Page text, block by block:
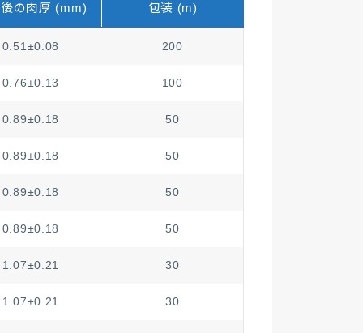
の肉厚 (mm) 包装 (m)
0.51±0.08 200
0.76±0.13 100
0.89±0.18 50
0.89±0.18 50
0.89±0.18 50
0.89±0.18 50
1.07±0.21 30
1.07±0.21 30